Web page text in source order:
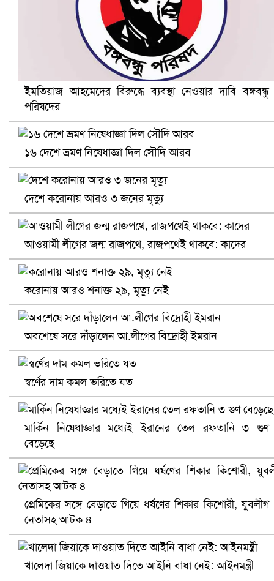
খুলনায় বিএনপি অফিসে গুলি-বোমা হামলা, নিহত ১
প্রোটিয়াদের হারিয়ে বিশ্বকাপের শিরোপা ঘরে তুলল ভারত
সৌদিতে ব্যাপক ধরপাকড়, এক সপ্তাহেই ২১ হাজারের বেশি
ইমতিয়াজ আহমেদের বিরুদ্ধে ব্যবস্থা নেওয়ার দাবি বঙ্গবন্ধু
পরিষদের
১৬ দেশে ভ্রমণ নিষেধাজ্ঞা দিল সৌদি আরব
দেশে করোনায় আরও ৩ জনের মৃত্যু
আওয়ামী লীগের জন্ম রাজপথে, রাজপথেই থাকবে: কাদের
করোনায় আরও শনাক্ত ২৯, মৃত্যু নেই
অবশেষে সরে দাঁড়ালেন আ.লীগের বিদ্রোহী ইমরান
স্বর্ণের দাম কমল ভরিতে যত
মার্কিন নিষেধাজ্ঞার মধ্যেই ইরানের তেল রফতানি ৩ গুণ
বেড়েছে
প্রেমিকের সঙ্গে বেড়াতে গিয়ে ধর্ষণের শিকার কিশোরী, যুবলীগ
নেতাসহ আটক ৪
খালেদা জিয়াকে দাওয়াত দিতে আইনি বাধা নেই: আইনমন্ত্রী